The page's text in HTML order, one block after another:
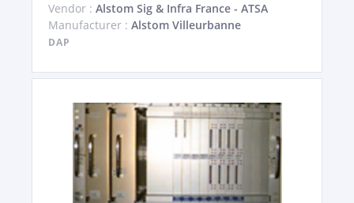
Vendor : Alstom Sig & Infra France - ATSA
Manufacturer : Alstom Villeurbanne
DAP